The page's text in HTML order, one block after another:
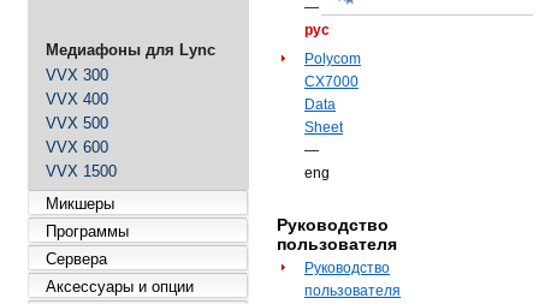
Медиафоны для Lync
VVX 300
VVX 400
VVX 500
VVX 600
VVX 1500
Микшеры
Программы
Сервера
Аксессуары и опции
—
рус
Polycom
CX7000
Data
Sheet
—
eng
Руководство
пользователя
Руководство
пользователя